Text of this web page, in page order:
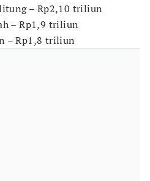
– Rp2,10 triliun
– Rp1,9 triliun
– Rp1,8 triliun